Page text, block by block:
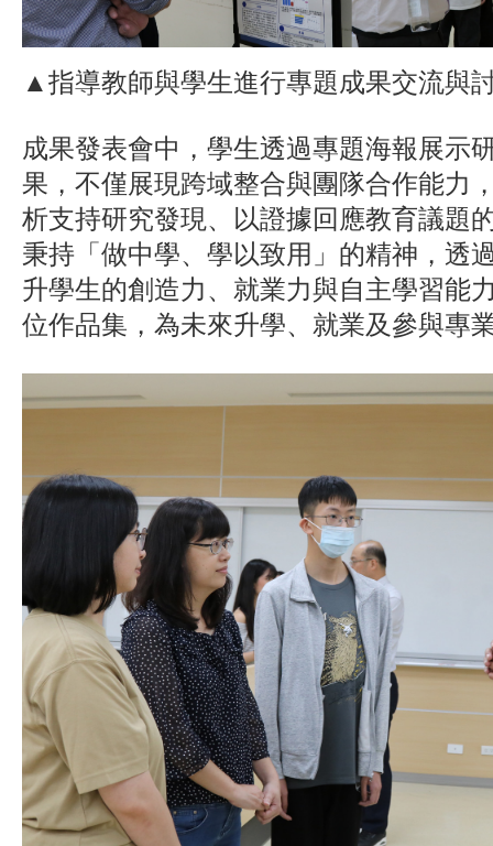
▲指導教師與學生進行專題成果交流與
成果發表會中，學生透過專題海報展示
果，不僅展現跨域整合與團隊合作能力
析支持研究發現、以證據回應教育議題
秉持「做中學、學以致用」的精神，透
升學生的創造力、就業力與自主學習能
位作品集，為未來升學、就業及參與專